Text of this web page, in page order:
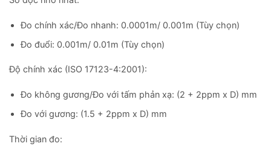
Đo chính xác/Đo nhanh: 0.0001m/ 0.001m (Tùy chọn)
Đo đuổi: 0.001m/ 0.01m (Tùy chọn)
Độ chính xác (ISO 17123-4:2001):
Đo không gương/Đo với tấm phản xạ: (2 + 2ppm x D) mm
Đo với gương: (1.5 + 2ppm x D) mm
Thời gian đo: